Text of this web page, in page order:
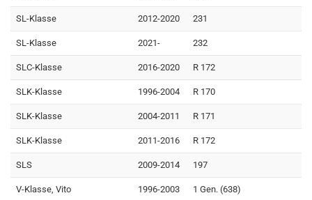
SL-Klasse 2012-2020 231
SL-Klasse 2021- 232
SLC-Klasse 2016-2020 R 172
SLK-Klasse 1996-2004 R 170
SLK-Klasse 2004-2011 R 171
SLK-Klasse 2011-2016 R 172
SLS 2009-2014 197
V-Klasse, Vito 1996-2003 1 Gen. (638)